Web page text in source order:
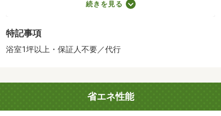
等（変動費等含む）の１％＋８００円／月 ※初回保証料
利用必須、※電気は貸主指定／バストイレ別／バルコニー
／シャワー付洗面台／ＴＶインターホン／浴室乾燥機／室
配ボックス／ＢＳ・ＣＳ／敷金不要／対面式キッチン／照
明付／全居室洋室／ウォークインクロゼット／保証人不要
／エアコン２台／ネット使用料不要／築２年以内／複層ガ
続きを見る
特記事項
浴室1坪以上・保証人不要／代行
省エネ性能